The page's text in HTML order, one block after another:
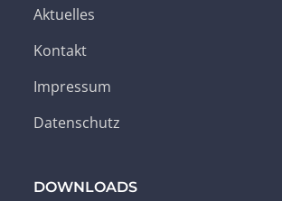
Aktuelles
Kontakt
Impressum
Datenschutz
DOWNLOADS